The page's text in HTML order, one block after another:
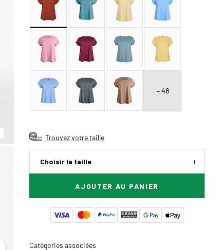
+ 48
Trouvez votre taille
Choisir la taille
AJOUTER AU PANIER
Catégories associées